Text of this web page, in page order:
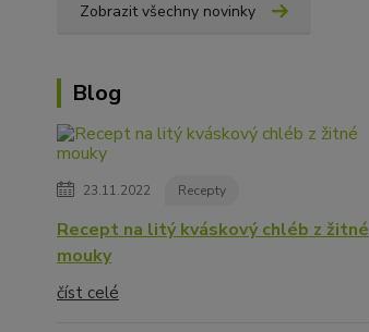
Zobrazit všechny novinky
Blog
23.11.2022 Recepty
Recept na litý kváskový chléb z žitné
mouky
číst celé